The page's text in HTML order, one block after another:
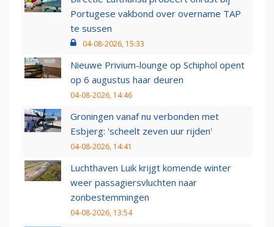
Portugese vakbond over overname TAP
te sussen
04-08-2026, 15:33
Nieuwe Privium-lounge op Schiphol opent
op 6 augustus haar deuren
04-08-2026, 14:46
Groningen vanaf nu verbonden met
Esbjerg: 'scheelt zeven uur rijden'
04-08-2026, 14:41
Luchthaven Luik krijgt komende winter
weer passagiersvluchten naar
zonbestemmingen
04-08-2026, 13:54